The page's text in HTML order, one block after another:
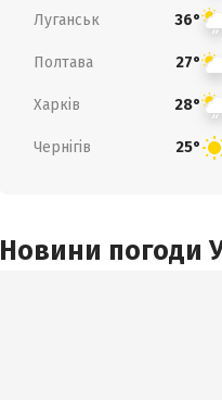
Луганськ 36°
Полтава 27°
Харків 28°
Чернігів 25°
Новини погоди